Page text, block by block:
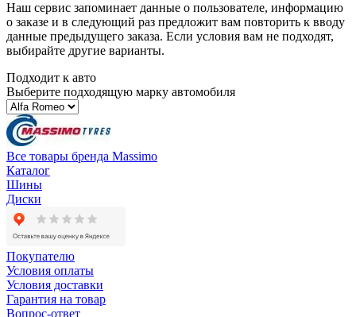
Наш сервис запоминает данные о пользователе, информацию
о заказе и в следующий раз предложит вам повторить к вводу
данные предыдущего заказа. Если условия вам не подходят,
выбирайте другие варианты.
Подходит к авто
Выберите подходящую марку автомобиля
Все товары бренда Massimo
Каталог
Шины
Диски
Покупателю
Условия оплаты
Условия доставки
Гарантия на товар
Вопрос-ответ